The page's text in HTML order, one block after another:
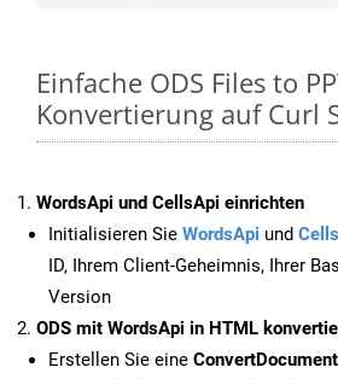
Einfache ODS Files to
Konvertierung auf Curl
WordsApi und CellsApi einrichten
Initialisieren Sie WordsApi und
ID, Ihrem Client-Geheimnis, Ihrer
Version
ODS mit WordsApi in HTML
Erstellen Sie eine